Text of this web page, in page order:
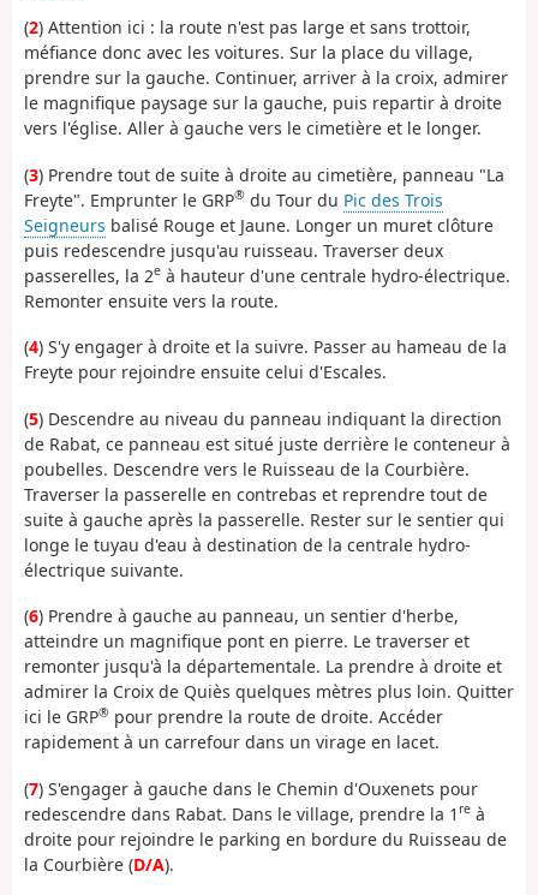
(2) Attention ici : la route n'est pas large et sans trottoir,
méfiance donc avec les voitures. Sur la place du village,
prendre sur la gauche. Continuer, arriver à la croix, admirer
le magnifique paysage sur la gauche, puis repartir à droite
vers l'église. Aller à gauche vers le cimetière et le longer.
(3) Prendre tout de suite à droite au cimetière, panneau "La
Freyte". Emprunter le GRP® du Tour du Pic des Trois
Seigneurs balisé Rouge et Jaune. Longer un muret clôture
puis redescendre jusqu'au ruisseau. Traverser deux
passerelles, la 2e à hauteur d'une centrale hydro-électrique.
Remonter ensuite vers la route.
(4) S'y engager à droite et la suivre. Passer au hameau de la
Freyte pour rejoindre ensuite celui d'Escales.
(5) Descendre au niveau du panneau indiquant la direction
de Rabat, ce panneau est situé juste derrière le conteneur à
poubelles. Descendre vers le Ruisseau de la Courbière.
Traverser la passerelle en contrebas et reprendre tout de
suite à gauche après la passerelle. Rester sur le sentier qui
longe le tuyau d'eau à destination de la centrale hydro-
électrique suivante.
(6) Prendre à gauche au panneau, un sentier d'herbe,
atteindre un magnifique pont en pierre. Le traverser et
remonter jusqu'à la départementale. La prendre à droite et
admirer la Croix de Quiès quelques mètres plus loin. Quitter
ici le GRP® pour prendre la route de droite. Accéder
rapidement à un carrefour dans un virage en lacet.
(7) S'engager à gauche dans le Chemin d'Ouxenets pour
redescendre dans Rabat. Dans le village, prendre la 1 re à
droite pour rejoindre le parking en bordure du Ruisseau de
la Courbière (D/A).